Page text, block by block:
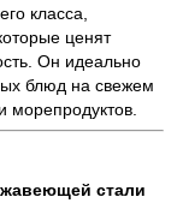
класса,
ценят
Он идеально
блюд на свежем
морепродуктов.
стали